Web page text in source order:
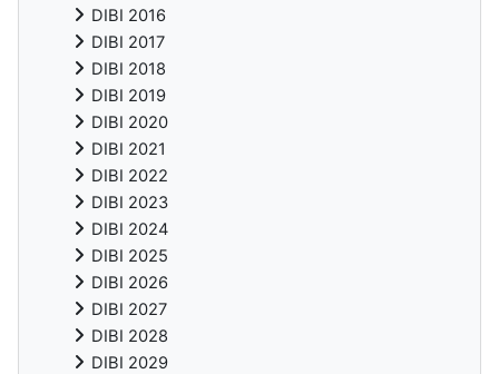
DIBI 2016
DIBI 2017
DIBI 2018
DIBI 2019
DIBI 2020
DIBI 2021
DIBI 2022
DIBI 2023
DIBI 2024
DIBI 2025
DIBI 2026
DIBI 2027
DIBI 2028
DIBI 2029